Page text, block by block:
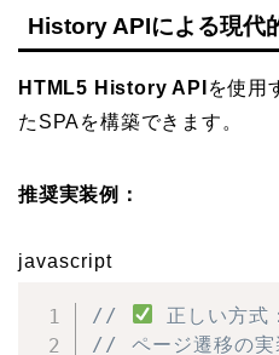
History APIによる現代
HTML5 History API を使用
たSPAを構築できます。
推奨実装例：
javascript
//
正しい方
// ページ遷移の実